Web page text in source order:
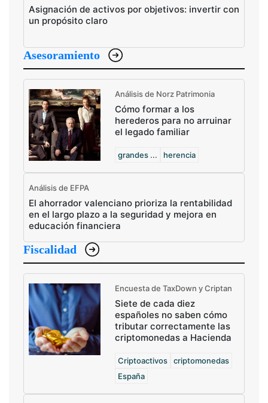
Asignación de activos por objetivos: invertir con
un propósito claro
Asesoramiento
Análisis de Norz Patrimonia
Cómo formar a los
herederos para no arruinar
el legado familiar
grandes ... herencia
Análisis de EFPA
El ahorrador valenciano prioriza la rentabilidad
en el largo plazo a la seguridad y mejora en
educación financiera
Fiscalidad
Encuesta de TaxDown y Criptan
Siete de cada diez
españoles no saben cómo
tributar correctamente las
criptomonedas a Hacienda
Criptoactivos
criptomonedas
España